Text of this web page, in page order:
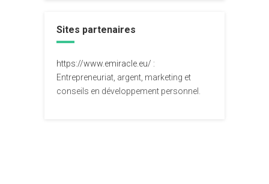
Sites partenaires
https://www.emiracle.eu/ :
Entrepreneuriat, argent, marketing et
conseils en développement personnel.